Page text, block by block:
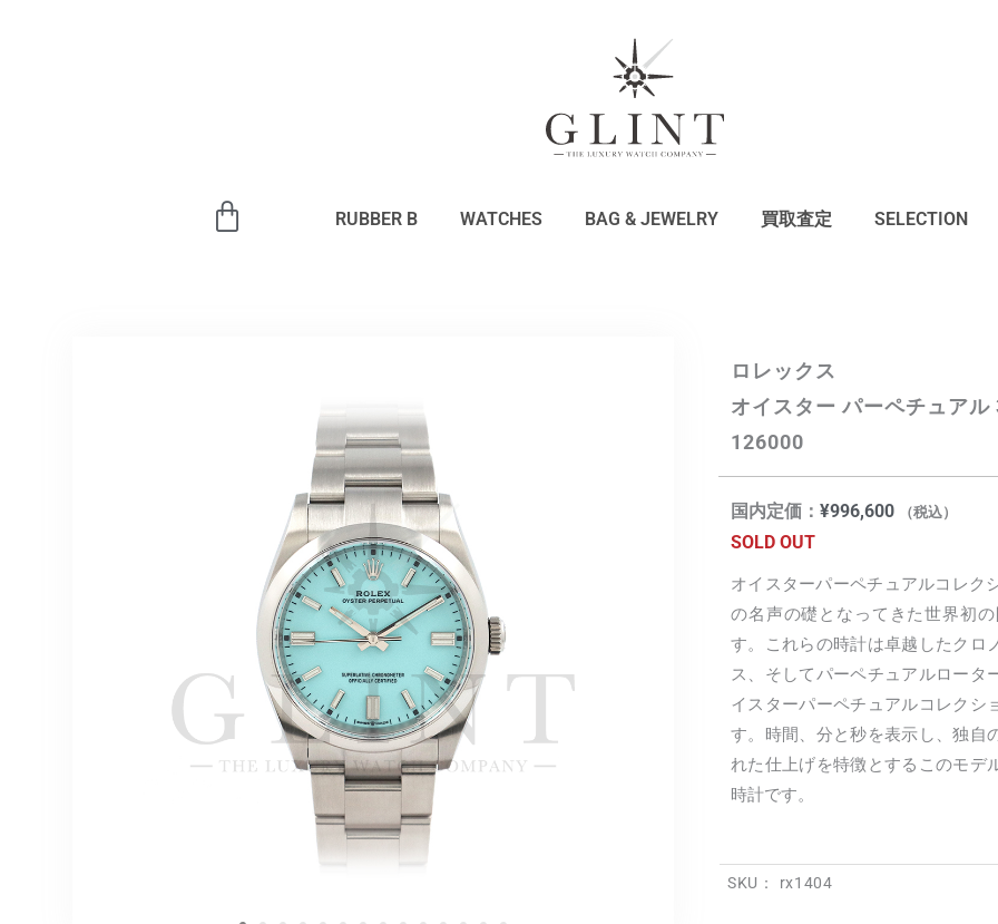
RUBBER B WATCHES BAG & JEWELRY 買取査定 SELECTION
ロレックス
オイスター パーペチュアル
126000
国内定価： ¥996,600 （税込）
SOLD OUT
オイスターパーペチュアルコレク
の名声の礎となってきた世界初
す。これらの時計は卓越したクロ
ス、そしてパーペチュアルロータ
イスターパーペチュアルコレクシ
す。時間、分と秒を表示し、独自
れた仕上げを特徴とするこのモデ
時計です。
SKU： rx1404